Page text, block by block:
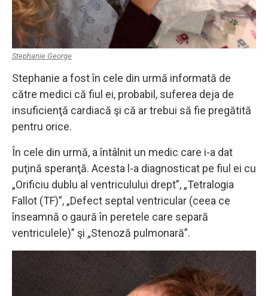
Stephanie George
Stephanie a fost în cele din urmă informată de
către medici că fiul ei, probabil, suferea deja de
insuficienţă cardiacă şi că ar trebui să fie pregătită
pentru orice.
În cele din urmă, a întâlnit un medic care i-a dat
puţină speranţă. Acesta l-a diagnosticat pe fiul ei cu
„Orificiu dublu al ventriculului drept”, „Tetralogia
Fallot (TF)”, „Defect septal ventricular (ceea ce
înseamnă o gaură în peretele care separă
ventriculele)” şi „Stenoză pulmonară”.